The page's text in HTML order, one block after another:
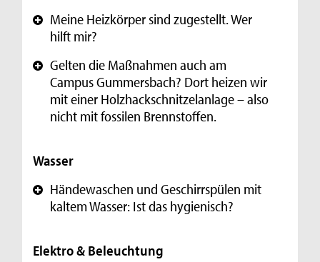
+ Meine Heizkörper sind zugestellt. Wer
hilft mir?
+ Gelten die Maßnahmen auch am
Campus Gummersbach? Dort heizen wir
mit einer Holzhackschnitzelanlage – also
nicht mit fossilen Brennstoffen.
Wasser
+ Händewaschen und Geschirrspülen mit
kaltem Wasser: Ist das hygienisch?
Elektro & Beleuchtung